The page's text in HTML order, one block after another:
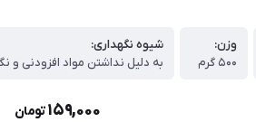
وزن:
۵۰۰ گرم
شیوه نگهداری:
159,000تومان